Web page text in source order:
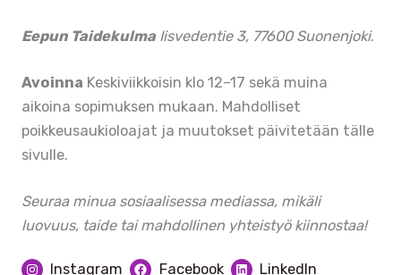
Eepun Taidekulma Iisvedentie 3, 77600 Suonenjoki.
Avoinna Keskiviikkoisin klo 12–17 sekä muina
aikoina sopimuksen mukaan. Mahdolliset
poikkeusaukioloajat ja muutokset päivitetään tälle
sivulle.
Seuraa minua sosiaalisessa mediassa, mikäli
luovuus, taide tai mahdollinen yhteistyö kiinnostaa!
Instagram Facebook LinkedIn